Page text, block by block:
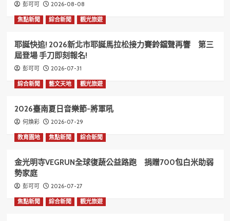
彭可可 2026-08-08
焦點新聞 綜合新聞 觀光旅遊
耶誕快追! 2026新北市耶誕馬拉松接力賽鈴鐺聲再響 第三
屆登場 手刀即刻報名!
彭可可 2026-07-31
綜合新聞 藝文天地 觀光旅遊
2026臺南夏日音樂節-將軍吼
何煥彩 2026-07-29
教育園地 焦點新聞 綜合新聞
金光明寺VEGRUN全球復蔬公益路跑 捐贈700包白米助弱
勢家庭
彭可可 2026-07-27
焦點新聞 綜合新聞 觀光旅遊